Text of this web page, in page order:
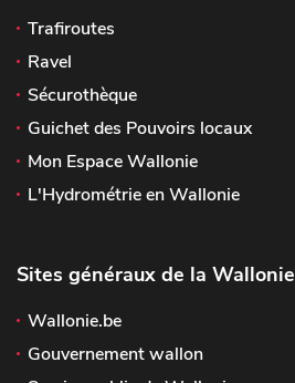
Trafiroutes
Ravel
Sécurothèque
Guichet des Pouvoirs locaux
Mon Espace Wallonie
L'Hydrométrie en Wallonie
Sites généraux de la Wallonie
Wallonie.be
Gouvernement wallon